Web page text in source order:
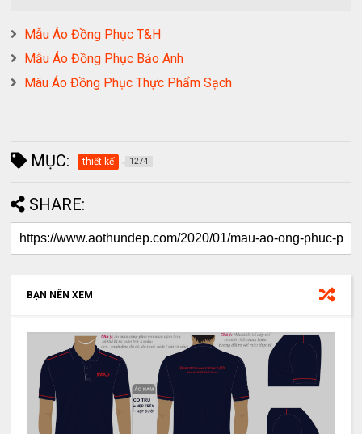
Mẫu Áo Đồng Phục T&H
Mẫu Áo Đồng Phục Bảo Anh
Mâu Áo Đồng Phục Thực Phẩm Sạch
MỤC: thiết kế 1274
SHARE:
BẠN NÊN XEM